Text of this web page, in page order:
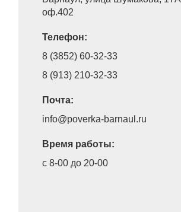
оф.402
Телефон:
8 (3852) 60-32-33
8 (913) 210-32-33
Почта:
info@poverka-barnaul.ru
Время работы:
с 8-00 до 20-00